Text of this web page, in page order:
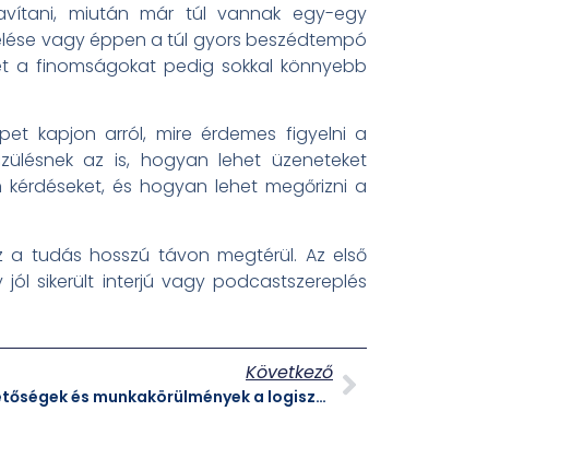
miután már túl vannak egy-egy
vagy éppen a túl gyors beszédtempó
a finomságokat pedig sokkal könnyebb
kapjon arról, mire érdemes figyelni a
az is, hogyan lehet üzeneteket
és hogyan lehet megőrizni a
a tudás hosszú távon megtérül. Az első
sikerült interjú vagy podcastszereplés
Következő
Targoncás álláslehetőségek és munkakörülmények a logisztikai szektorban